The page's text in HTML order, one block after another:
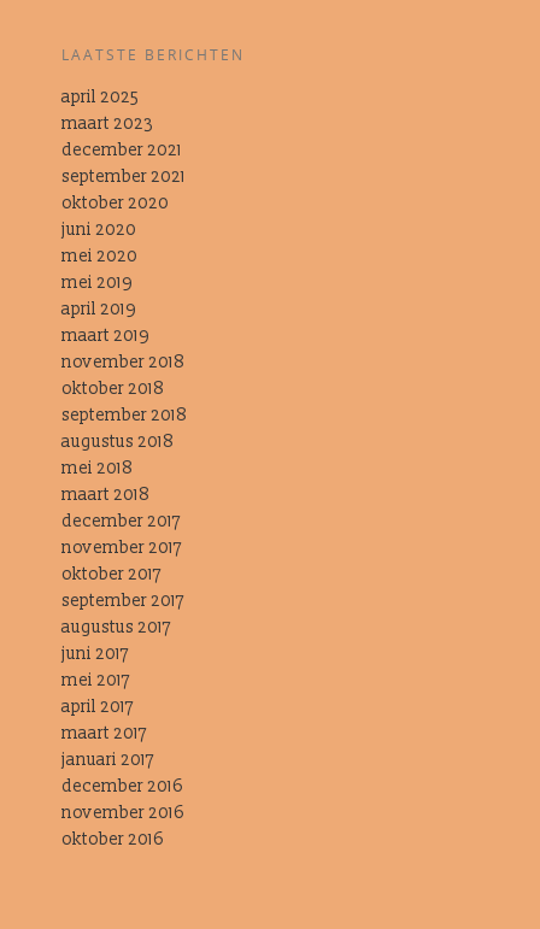
LAATSTE BERICHTEN
april 2025
maart 2023
december 2021
september 2021
oktober 2020
juni 2020
mei 2020
mei 2019
april 2019
maart 2019
november 2018
oktober 2018
september 2018
augustus 2018
mei 2018
maart 2018
december 2017
november 2017
oktober 2017
september 2017
augustus 2017
juni 2017
mei 2017
april 2017
maart 2017
januari 2017
december 2016
november 2016
oktober 2016